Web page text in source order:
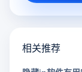
相关推荐